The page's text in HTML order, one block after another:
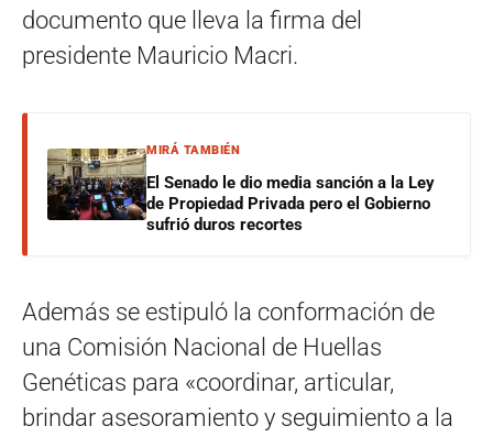
documento que lleva la firma del
presidente Mauricio Macri.
MIRÁ TAMBIÉN
El Senado le dio media sanción a la Ley
de Propiedad Privada pero el Gobierno
sufrió duros recortes
Además se estipuló la conformación de
una Comisión Nacional de Huellas
Genéticas para «coordinar, articular,
brindar asesoramiento y seguimiento a la